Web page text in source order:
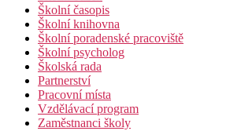
Školní časopis
Školní knihovna
Školní poradenské pracoviště
Školní psycholog
Školská rada
Partnerství
Pracovní místa
Vzdělávací program
Zaměstnanci školy